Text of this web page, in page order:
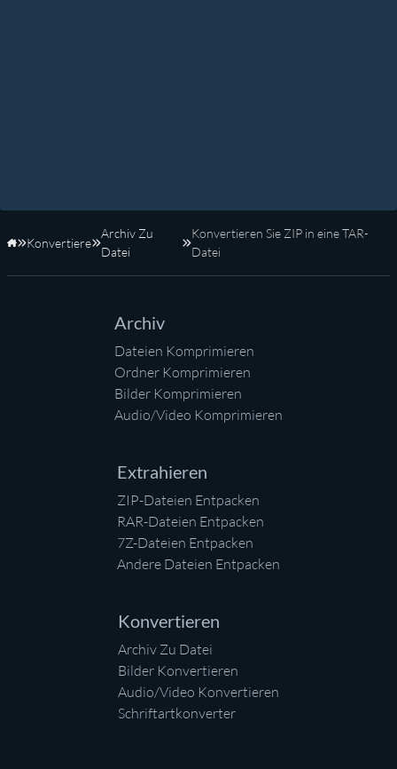
Startseite
Konvertiere
Archiv Zu
Datei
Konvertieren Sie ZIP in eine TAR-
Datei
Archiv
Dateien Komprimieren
Ordner Komprimieren
Bilder Komprimieren
Audio/Video Komprimieren
Extrahieren
ZIP-Dateien Entpacken
RAR-Dateien Entpacken
7Z-Dateien Entpacken
Andere Dateien Entpacken
Konvertieren
Archiv Zu Datei
Bilder Konvertieren
Audio/Video Konvertieren
Schriftartkonverter